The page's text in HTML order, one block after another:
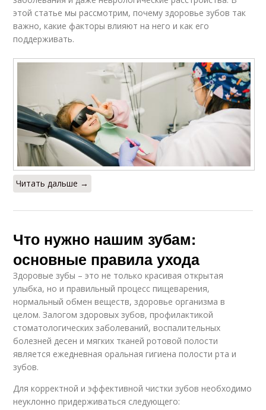
этой статье мы рассмотрим, почему здоровье зубов так
важно, какие факторы влияют на него и как его
поддерживать.
Читать дальше →
Что нужно нашим зубам:
основные правила ухода
Здоровые зубы – это не только красивая открытая
улыбка, но и правильный процесс пищеварения,
нормальный обмен веществ, здоровье организма в
целом. Залогом здоровых зубов, профилактикой
стоматологических заболеваний, воспалительных
болезней десен и мягких тканей ротовой полости
является ежедневная оральная гигиена полости рта и
зубов.
Для корректной и эффективной чистки зубов необходимо
неуклонно придерживаться следующего: